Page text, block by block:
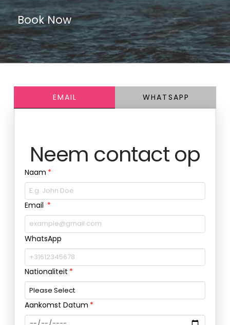
Book Now
EMAIL WHATSAPP
Neem contact op
Naam
Email
WhatsApp
Nationaliteit
Aankomst Datum